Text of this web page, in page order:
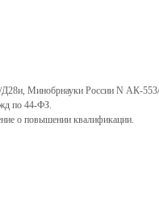
Минобрнауки России N АК-
по 44-ФЗ.
о повышении квалификации.